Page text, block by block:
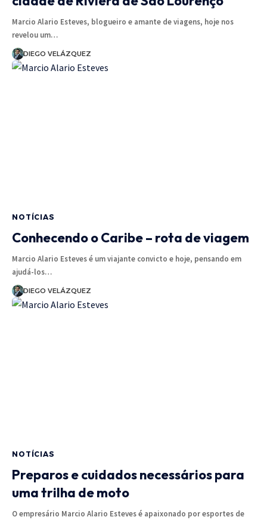
Marcio Alario Esteves, blogueiro e amante de viagens, hoje nos
revelou um…
DIEGO VELÁZQUEZ
NOTÍCIAS
Conhecendo o Caribe – rota de viagem
Marcio Alario Esteves é um viajante convicto e hoje, pensando em
ajudá-los…
DIEGO VELÁZQUEZ
NOTÍCIAS
Preparos e cuidados necessários para
uma trilha de moto
O empresário Marcio Alario Esteves é apaixonado por esportes de